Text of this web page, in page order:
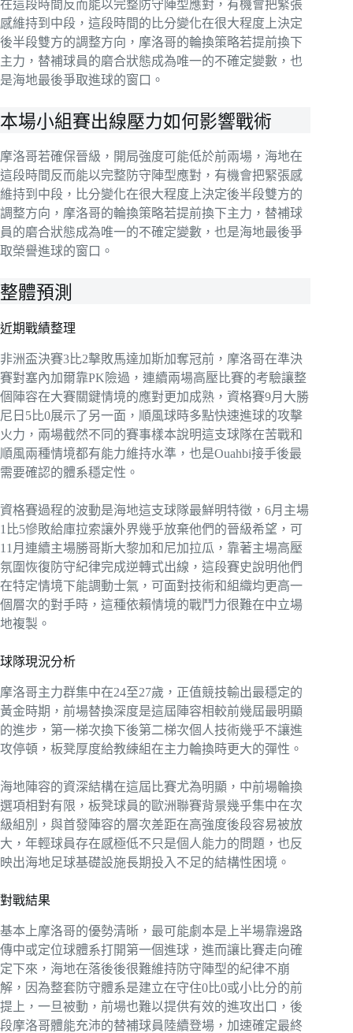
在這段時間反而能以完整防守陣型應對，有機會把緊張
感維持到中段，這段時間的比分變化在很大程度上決定
後半段雙方的調整方向，摩洛哥的輪換策略若提前換下
主力，替補球員的磨合狀態成為唯一的不確定變數，也
是海地最後爭取進球的窗口。
本場小組賽出線壓力如何影響戰術
摩洛哥若確保晉級，開局強度可能低於前兩場，海地在
這段時間反而能以完整防守陣型應對，有機會把緊張感
維持到中段，比分變化在很大程度上決定後半段雙方的
調整方向，摩洛哥的輪換策略若提前換下主力，替補球
員的磨合狀態成為唯一的不確定變數，也是海地最後爭
取榮譽進球的窗口。
整體預測
近期戰績整理
非洲盃決賽3比2擊敗馬達加斯加奪冠前，摩洛哥在準決
賽對塞內加爾靠PK險過，連續兩場高壓比賽的考驗讓整
個陣容在大賽關鍵情境的應對更加成熟，資格賽9月大勝
尼日5比0展示了另一面，順風球時多點快速進球的攻擊
火力，兩場截然不同的賽事樣本說明這支球隊在苦戰和
順風兩種情境都有能力維持水準，也是Ouahbi接手後最
需要確認的體系穩定性。
資格賽過程的波動是海地這支球隊最鮮明特徵，6月主場
1比5慘敗給庫拉索讓外界幾乎放棄他們的晉級希望，可
11月連續主場勝哥斯大黎加和尼加拉瓜，靠著主場高壓
氛圍恢復防守紀律完成逆轉式出線，這段賽史說明他們
在特定情境下能調動士氣，可面對技術和組織均更高一
個層次的對手時，這種依賴情境的戰鬥力很難在中立場
地複製。
球隊現況分析
摩洛哥主力群集中在24至27歲，正值競技輸出最穩定的
黃金時期，前場替換深度是這屆陣容相較前幾屆最明顯
的進步，第一梯次換下後第二梯次個人技術幾乎不讓進
攻停頓，板凳厚度給教練組在主力輪換時更大的彈性。
海地陣容的資深結構在這屆比賽尤為明顯，中前場輪換
選項相對有限，板凳球員的歐洲聯賽背景幾乎集中在次
級組別，與首發陣容的層次差距在高強度後段容易被放
大，年輕球員存在感極低不只是個人能力的問題，也反
映出海地足球基礎設施長期投入不足的結構性困境。
對戰結果
基本上摩洛哥的優勢清晰，最可能劇本是上半場靠邊路
傳中或定位球體系打開第一個進球，進而讓比賽走向確
定下來，海地在落後後很難維持防守陣型的紀律不崩
解，因為整套防守體系是建立在守住0比0或小比分的前
提上，一旦被動，前場也難以提供有效的進攻出口，後
段摩洛哥體能充沛的替補球員陸續登場，加速確定最終